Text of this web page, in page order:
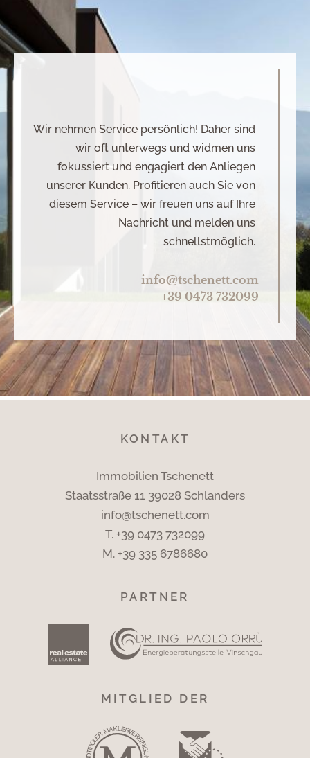
Wir nehmen Service persönlich! Daher sind
wir oft unterwegs und widmen uns
fokussiert und engagiert den Anliegen
unserer Kunden. Profitieren auch Sie von
diesem Service – wir freuen uns auf Ihre
Nachricht und melden uns
schnellstmöglich.
info@tschenett.com
+39 0473 732099
KONTAKT
Immobilien Tschenett
Staatsstraße 11 39028 Schlanders
info@tschenett.com
T. +39 0473 732099
M. +39 335 6786680
PARTNER
MITGLIED DER